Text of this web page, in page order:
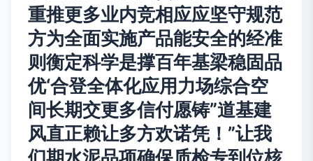
重推更多业内竞相应应坚守规范
方为全面实施产品能安全的经准
则衡定科学是撑百年基梁稳固品
优‘合登全体化应用力场综合空
间长期交更多信付愿铸”道基建
风直正赖让多方欢诺凭！”让我